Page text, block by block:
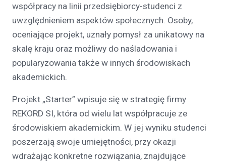
współpracy na linii przedsiębiorcy-studenci z
uwzględnieniem aspektów społecznych. Osoby,
oceniające projekt, uznały pomysł za unikatowy na
skalę kraju oraz możliwy do naśladowania i
popularyzowania także w innych środowiskach
akademickich.
Projekt „Starter” wpisuje się w strategię firmy
REKORD SI, która od wielu lat współpracuje ze
środowiskiem akademickim. W jej wyniku studenci
poszerzają swoje umiejętności, przy okazji
wdrażając konkretne rozwiązania, znajdujące